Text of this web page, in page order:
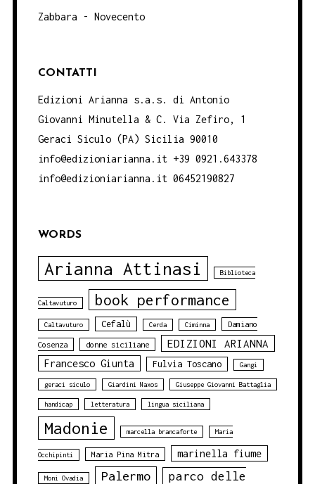
Zabbara - Novecento
CONTATTI
Edizioni Arianna s.a.s. di Antonio
Giovanni Minutella & C. Via Zefiro, 1
Geraci Siculo (PA) Sicilia 90010
info@edizioniarianna.it +39 0921.643378
info@edizioniarianna.it 06452190827
WORDS
Arianna Attinasi Biblioteca
Caltavuturo book performance
Caltavuturo Cefalù Cerda Ciminna Damiano
Cosenza donne siciliane EDIZIONI ARIANNA
Francesco Giunta Fulvia Toscano Gangi
geraci siculo Giardini Naxos Giuseppe Giovanni Battaglia
handicap letteratura lingua siciliana
Madonie marcella brancaforte Maria
Occhipinti Maria Pina Mitra marinella fiume
Moni Ovadia Palermo parco delle